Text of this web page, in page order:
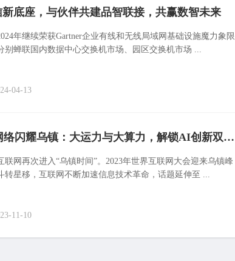
底座，与伙伴共建品智联接，共赢数智未来
年继续荣获Gartner企业有线和无线局域网基础设施魔力象限
别蝉联国内数据中心交换机市场、园区交换机市场 ...
04-13
华为星河AI网络闪耀乌镇：大运力与大算力，解锁AI创新双重力量
联网再次进入“乌镇时间”。2023年世界互联网大会迎来乌镇峰
转星移，互联网不断加速信息技术革命，话题延伸至 ...
11-10